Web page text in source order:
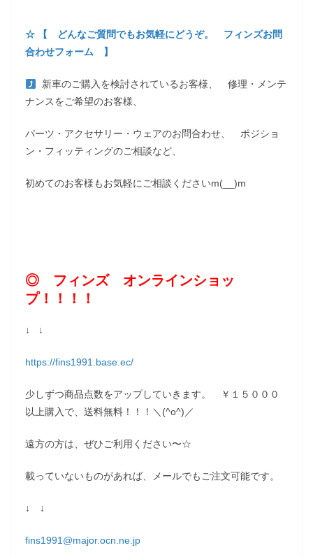
☆ 【 どんなご質問でもお気軽にどうぞ。 フィンズお問
合わせフォーム 】
新車のご購入を検討されているお客様、 修理・メンテ
ナンスをご希望のお客様、
パーツ・アクセサリー・ウェアのお問合わせ、 ポジショ
ン・フィッティングのご相談など、
初めてのお客様もお気軽にご相談くださいm(__)m
◎ フィンズ オンラインショッ
プ！！！！
↓ ↓
https://fins1991.base.ec/
少しずつ商品点数をアップしていきます。 ￥１５０００
以上購入で、送料無料！！！＼(^o^)／
遠方の方は、ぜひご利用ください〜☆
載っていないものがあれば、メールでもご注文可能です。
↓ ↓
fins1991@major.ocn.ne.jp